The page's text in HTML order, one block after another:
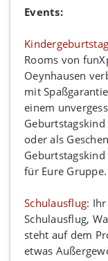
Events:
Kindergeburtstag
Rooms von
Oeynhausen
mit
einem
oder als
Geburtstagskind
für Eure Gruppe.
Schulausflug:
Schulausflug,
steht auf dem
etwas